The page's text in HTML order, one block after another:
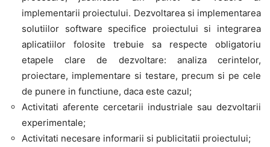
implementarii proiectului. Dezvoltarea si implementarea
solutiilor software specifice proiectului si integrarea
aplicatiilor folosite trebuie sa respecte obligatoriu
etapele clare de dezvoltare: analiza cerintelor,
proiectare, implementare si testare, precum si pe cele
de punere in functiune, daca este cazul;
Activitati aferente cercetarii industriale sau dezvoltarii
experimentale;
Activitati necesare informarii si publicitatii proiectului;